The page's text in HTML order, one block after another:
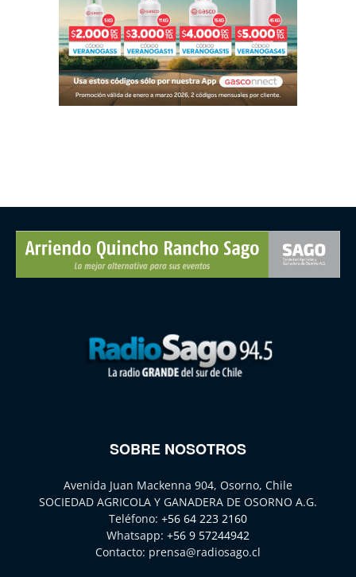
SOBRE NOSOTROS
Avenida Juan Mackenna 904, Osorno, Chile
SOCIEDAD AGRICOLA Y GANADERA DE OSORNO A.G.
Teléfono: +56 64 223 2160
Whatsapp: +56 9 57244942
Contacto: prensa@radiosago.cl